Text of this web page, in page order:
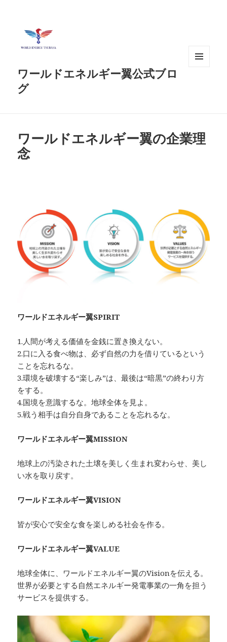
ワールドエネルギー翼公式ブロ
グ
ワールドエネルギー翼の企業理
念
ワールドエネルギー翼SPIRIT
1.人間が考える価値を金銭に置き換えない。
2.口に入る食べ物は、必ず自然の力を借りているという
ことを忘れるな。
3.環境を破壊する“楽しみ”は、最後は“暗黒”の終わり方
をする。
4.国境を意識するな。地球全体を見よ。
5.戦う相手は自分自身であることを忘れるな。
ワールドエネルギー翼MISSION
地球上の汚染された土壌を美しく生まれ変わらせ、美し
い水を取り戻す。
ワールドエネルギー翼VISION
皆が安心で安全な食を楽しめる社会を作る。
ワールドエネルギー翼VALUE
地球全体に、ワールドエネルギー翼のVisionを伝える。
世界が必要とする自然エネルギー発電事業の一角を担う
サービスを提供する。